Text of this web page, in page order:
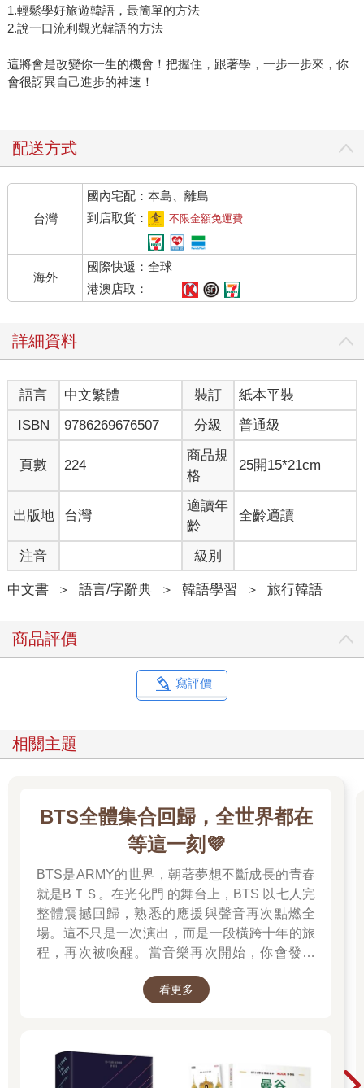
1.輕鬆學好旅遊韓語，最簡單的方法
2.說一口流利觀光韓語的方法
這將會是改變你一生的機會！把握住，跟著學，一步一步來，你
會很訝異自己進步的神速！
配送方式
台灣
國內宅配：本島、離島
到店取貨：
不限金額免運費
海外
國際快遞：全球
港澳店取：
詳細資料
語言 中文繁體 裝訂
紙本平裝
ISBN
9786269676507 分級 普通級
頁數 224
商品規
格
25開15*21cm
出版地 台灣
適讀年
齡
全齡適讀
注音 級別
中文書 ＞ 語言/字辭典 ＞ 韓語學習 ＞ 旅行韓語
商品評價
寫評價
相關主題
BTS全體集合回歸，全世界都在
等這一刻💜
BTS是ARMY的世界，朝著夢想不斷成長的青春
就是BＴＳ。在光化門 的舞台上，BTS 以七人完
整體震撼回歸，熟悉的應援與聲音再次點燃全
場。這不只是一次演出，而是一段橫跨十年的旅
程，再次被喚醒。當音樂再次開始，你會發現
看更多